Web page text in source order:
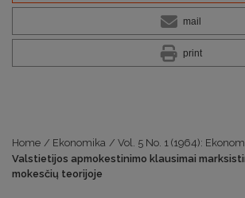
mail
print
Home / Ekonomika / Vol. 5 No. 1 (1964):
Valstietijos apmokestinimo klausimai
mokesčių teorijoje